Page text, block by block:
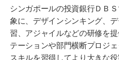
シンガポールの投資銀行ＤＢ
象に、デザインシンキング、
習、アジャイルなどの研修を
テーションや部門横断プロジ
スキルを習得してより大きな